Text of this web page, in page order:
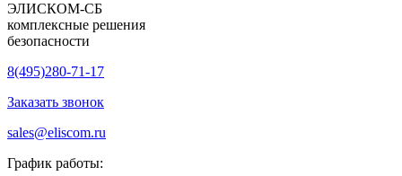
ЭЛИСКОМ-СБ
комплексные решения
безопасности
8(495)280-71-17
Заказать звонок
sales@eliscom.ru
График работы: